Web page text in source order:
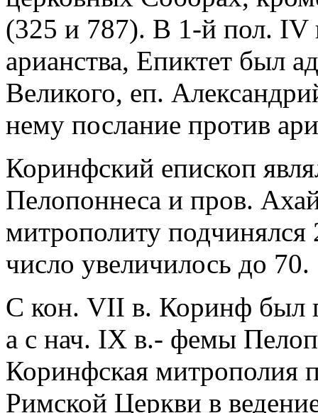
(325 и 787). В 1-й пол. IV
арианства, Епиктет был
Великого, еп.
нему послание против
Коринфский епископ
Пелопоннеса и пров.
митрополиту
число увеличилось до 70.
С кон. VII в. Коринф был
а с нач. IX в.- фемы
Коринфская митрополия
Римской Церкви в